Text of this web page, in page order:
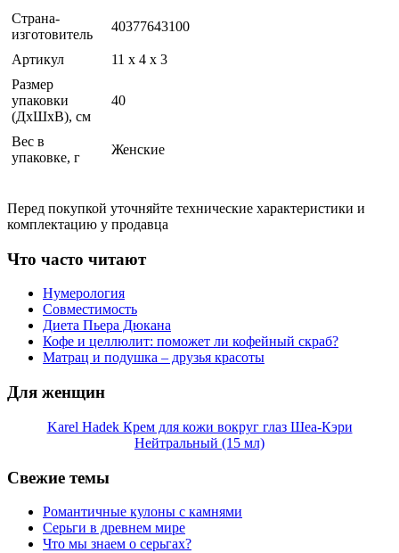
Страна-
изготовитель
40377643100
Артикул
11 x 4 x 3
Размер
упаковки
(ДхШхВ), см
40
Вес в
упаковке, г
Женские
Перед покупкой уточняйте технические характеристики и
комплектацию у продавца
Что часто читают
Нумерология
Совместимость
Диета Пьера Дюкана
Кофе и целлюлит: поможет ли кофейный скраб?
Матрац и подушка – друзья красоты
Для женщин
Karel Hadek Крем для кожи вокруг глаз Шеа-Кэри
Нейтральный (15 мл)
Свежие темы
Романтичные кулоны с камнями
Серьги в древнем мире
Что мы знаем о серьгах?